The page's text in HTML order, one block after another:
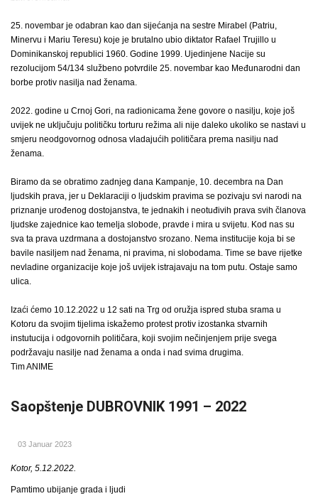
25. novembar je odabran kao dan sijećanja na sestre Mirabel (Patriu,
Minervu i Mariu Teresu) koje je brutalno ubio diktator Rafael Trujillo u
Dominikanskoj republici 1960. Godine 1999. Ujedinjene Nacije su
rezolucijom 54/134 službeno potvrdile 25. novembar kao Međunarodni dan
borbe protiv nasilja nad ženama.
2022. godine u Crnoj Gori, na radionicama žene govore o nasilju, koje još
uvijek ne uključuju političku torturu režima ali nije daleko ukoliko se nastavi u
smjeru neodgovornog odnosa vladajućih političara prema nasilju nad
ženama.
Biramo da se obratimo zadnjeg dana Kampanje, 10. decembra na Dan
ljudskih prava, jer u Deklaraciji o ljudskim pravima se pozivaju svi narodi na
priznanje urođenog dostojanstva, te jednakih i neotuđivih prava svih članova
ljudske zajednice kao temelja slobode, pravde i mira u svijetu. Kod nas su
sva ta prava uzdrmana a dostojanstvo srozano. Nema institucije koja bi se
bavile nasiljem nad ženama, ni pravima, ni slobodama. Time se bave rijetke
nevladine organizacije koje još uvijek istrajavaju na tom putu. Ostaje samo
ulica.
Izaći ćemo 10.12.2022 u 12 sati na Trg od oružja ispred stuba srama u
Kotoru da svojim tijelima iskažemo protest protiv izostanka stvarnih
instutucija i odgovornih političara, koji svojim nečinjenjem prije svega
podržavaju nasilje nad ženama a onda i nad svima drugima.
Tim ANIME
Saopštenje DUBROVNIK 1991 – 2022
03 Januar 2023
Kotor, 5.12.2022.
Pamtimo ubijanje grada i ljudi